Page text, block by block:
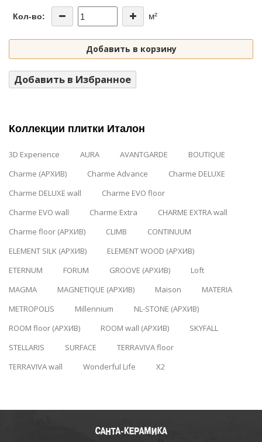
Кол-во: м²
Добавить в корзину
Добавить в Избранное
Коллекции плитки Италон
3D Experience AURA AVANTGARDE
BOUTIQUE
Charme (АРХИВ)
Charme Advance
Charme DELUXE
Charme DELUXE wall
Charme EVO floor
Charme EVO wall
Charme Extra
CHARME EXTRA wall
Charme floor (АРХИВ)
CLIMB
CONTINUUM
ELEMENT SILK (АРХИВ)
ELEMENT WOOD (АРХИВ)
ETERNUM
FORUM GROOVE (АРХИВ)
Loft
MAGMA
MAGNETIQUE (АРХИВ) Maison
MATERIA
METROPOLIS
Millennium
NL-STONE (АРХИВ)
ROOM floor (АРХИВ)
ROOM wall (АРХИВ)
SKYFALL
STELLARIS
SURFACE
TERRAVIVA floor
TERRAVIVA wall
Wonderful Life X2